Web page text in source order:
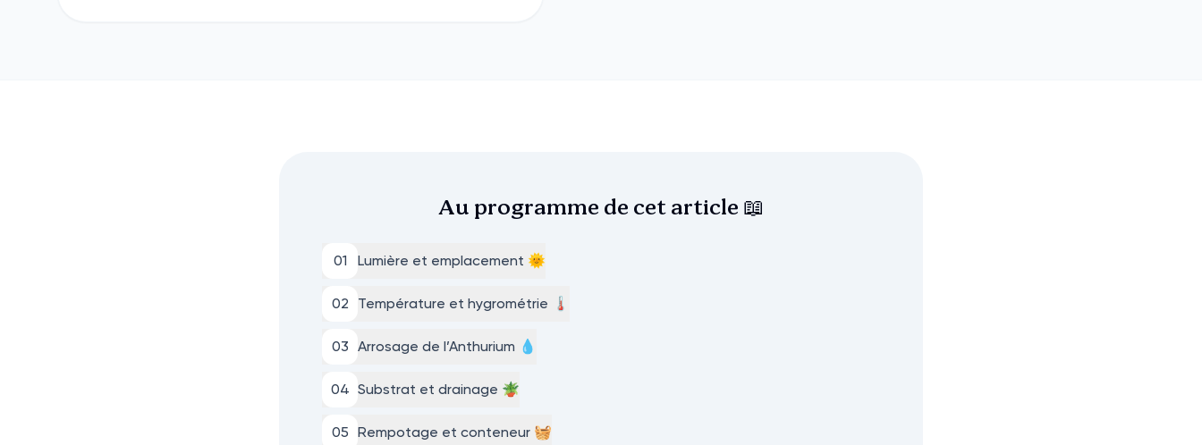
Au programme de cet article 📖
01 Lumière et emplacement 🌞
02 Température et hygrométrie 🌡️
03 Arrosage de l’Anthurium 💧
04 Substrat et drainage 🪴
05 Rempotage et conteneur 🧺